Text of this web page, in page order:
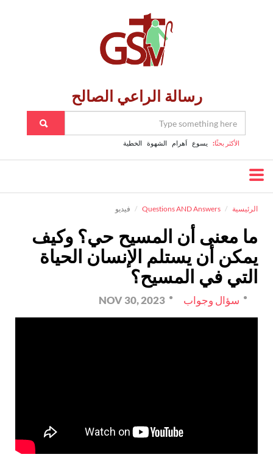
رسالة الراعي الصالح
الأكثر بحثًا: يسوع اَهرام الشهوة الخطية
الرئيسية Questions AND Answers فيديو
ما معنى أن المسيح حي؟ وكيف
يمكن أن يستلم الإنسان الحياة
التي في المسيح؟
سؤال وجواب NOV 30, 2023